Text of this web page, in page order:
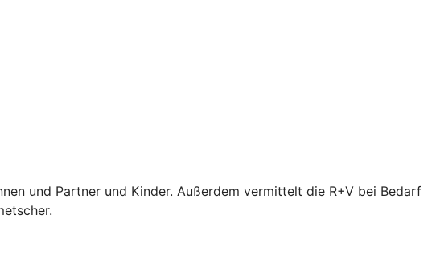
und Partner und Kinder. Außerdem vermittelt die R+V bei Bedarf